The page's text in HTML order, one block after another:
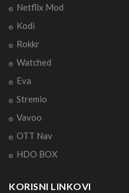
Netflix Mod
Kodi
Rokkr
Watched
Eva
Stremio
Vavoo
OTT Nav
HDO BOX
KORISNI LINKOVI